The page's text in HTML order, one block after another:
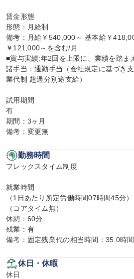
賃金形態
形態：月給制
備考：月給￥540,000～ 基本給￥
￥121,000～を含む/月
■賞与実績:年2回を上限に、業績を踏ま
諸手当：通勤手当（会社規定に基づき
業代制 超過分別途支給）
試用期間
有
期間：3ヶ月
備考：変更無
勤務時間
フレックスタイム制度
就業時間
（1日あたり所定労働時間07時間45分
（コアタイム無）
休憩：60分
残業：有
備考：固定残業代の相当時間：35.0時
休日・休暇
休日